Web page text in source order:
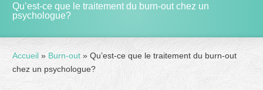
Qu’est-ce que le traitement du burn-out chez un
psychologue?
Accueil » Burn-out » Qu’est-ce que le traitement du burn-out
chez un psychologue?